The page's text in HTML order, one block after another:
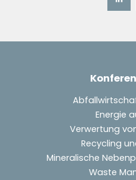
Energie
Verwertung
Recycling
Mineralische
Waste